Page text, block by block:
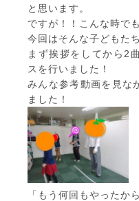
と思います。
ですが！！こんな時で
今回はそんな子どもた
まず挨拶をしてから2
スを行いました！
みんな参考動画を見な
ました！
「もう何回もやったか